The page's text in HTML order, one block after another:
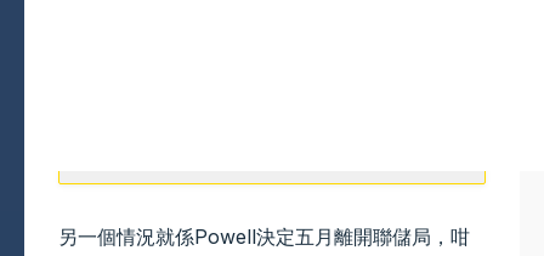
另一個情況就係Powell決定五月離開聯儲局，咁